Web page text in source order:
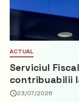
ACTUAL
Serviciul
contribuabilii
privind
23/07/2026